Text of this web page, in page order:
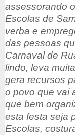
assessorando
Escolas de
verba e
das pessoas
Carnaval de
lindo, leva
gera recursos
o povo que vai
que bem
esta festa seja
Escolas,